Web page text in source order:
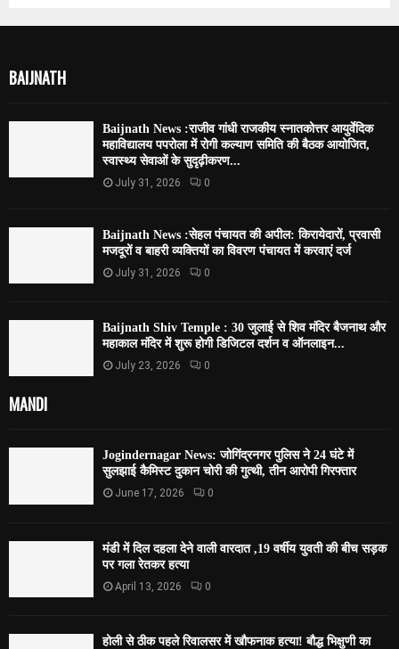
BAIJNATH
Baijnath News :राजीव गांधी राजकीय स्नातकोत्तर आयुर्वेदिक
महाविद्यालय पपरोला में रोगी कल्याण समिति की बैठक आयोजित,
स्वास्थ्य सेवाओं के सुदृढ़ीकरण...
July 31, 2026 0
Baijnath News :सेहल पंचायत की अपील: किरायेदारों, प्रवासी
मजदूरों व बाहरी व्यक्तियों का विवरण पंचायत में करवाएं दर्ज
July 31, 2026 0
Baijnath Shiv Temple : 30 जुलाई से शिव मंदिर बैजनाथ और
महाकाल मंदिर में शुरू होगी डिजिटल दर्शन व ऑनलाइन...
July 23, 2026 0
MANDI
Jogindernagar News: जोगिंद्रनगर पुलिस ने 24 घंटे में
सुलझाई कैमिस्ट दुकान चोरी की गुत्थी, तीन आरोपी गिरफ्तार
June 17, 2026 0
मंडी में दिल दहला देने वाली वारदात ,19 वर्षीय युवती की बीच सड़क
पर गला रेतकर हत्या
April 13, 2026 0
होली से ठीक पहले रिवालसर में खौफनाक हत्या! बौद्ध भिक्षुणी का